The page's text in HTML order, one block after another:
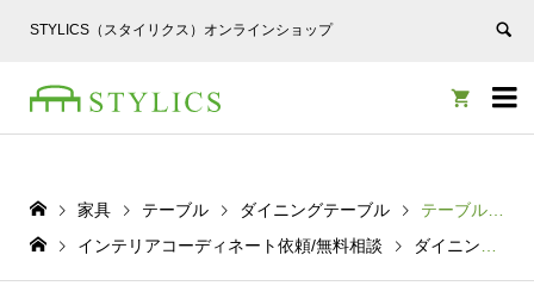
STYLICS（スタイリクス）オンラインショップ


家具 テーブル ダイニングテーブル
テーブル AZ21-0458
インテリアコーディネート依頼/無料相談
ダイニングテーブル